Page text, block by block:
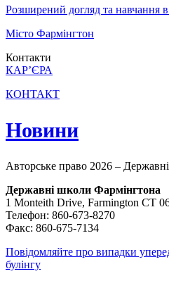
Розширений догляд та навчання
Місто Фармінгтон
Контакти
КАР’ЄРА
КОНТАКТ
Новини
Авторське право 2026 –
Державні школи Фармінгтона
1 Monteith Drive, Farmington CT
Телефон: 860-673-8270
Факс: 860-675-7134
Повідомляйте про випадки
булінгу